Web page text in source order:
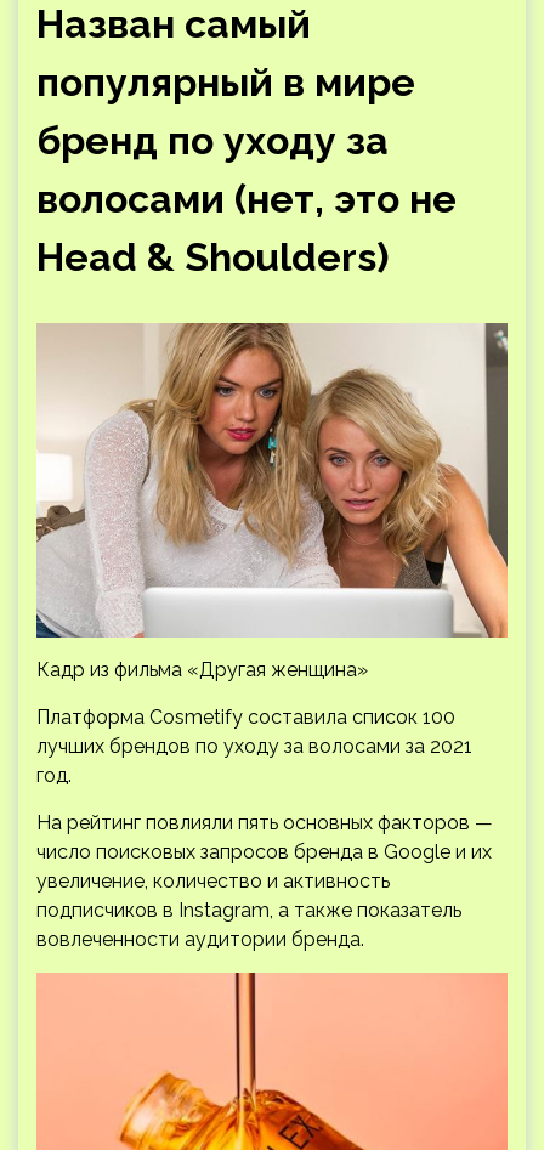
Назван самый
популярный в мире
бренд по уходу за
волосами (нет, это не
Head & Shoulders)
Кадр из фильма «Другая женщина»
Платформа Cosmetify составила список 100
лучших брендов по уходу за волосами за 2021
год.
На рейтинг повлияли пять основных факторов —
число поисковых запросов бренда в Google и их
увеличение, количество и активность
подписчиков в Instagram, а также показатель
вовлеченности аудитории бренда.